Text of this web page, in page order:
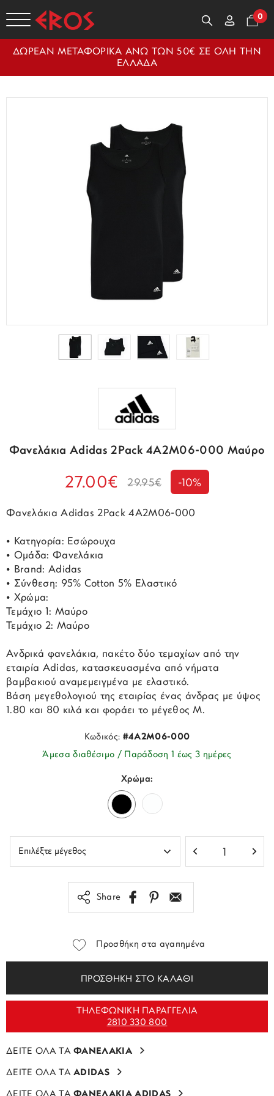
0
ΔΩΡΕΑΝ ΜΕΤΑΦΟΡΙΚΑ ΑΝΩ ΤΩΝ 50€ ΣΕ ΟΛΗ ΤΗΝ
ΕΛΛΑΔΑ
Φανελάκια Adidas 2Pack 4A2M06-000 Μαύρο
27.00€ 29.95€ -10%
Φανελάκια Adidas 2Pack 4A2M06-000
• Κατηγορία: Εσώρουχα
• Ομάδα: Φανελάκια
• Brand: Adidas
• Σύνθεση: 95% Cotton 5% Ελαστικό
• Χρώμα:
Τεμάχιο 1: Μαύρο
Τεμάχιο 2: Μαύρο
Ανδρικά φανελάκια, πακέτο δύο τεμαχίων από την
εταιρία Adidas, κατασκευασμένα από νήματα
βαμβακιού αναμεμειγμένα με ελαστικό.
Βάση μεγεθολογιού της εταιρίας ένας άνδρας με ύψος
1.80 και 80 κιλά και φοράει το μέγεθος M.
Κωδικός: #4A2M06-000
Άμεσα διαθέσιμο / Παράδοση 1 έως 3 ημέρες
Χρώμα:
Share
Προσθήκη στα αγαπημένα
ΠΡΟΣΘΗΚΗ ΣΤΟ ΚΑΛΑΘΙ
ΤΗΛΕΦΩΝΙΚΗ ΠΑΡΑΓΓΕΛΙΑ
2810 330 800
ΔΕΙΤΕ ΟΛΑ ΤΑΦΑΝΕΛΑΚΙΑ
ΔΕΙΤΕ ΟΛΑ ΤΑADIDAS